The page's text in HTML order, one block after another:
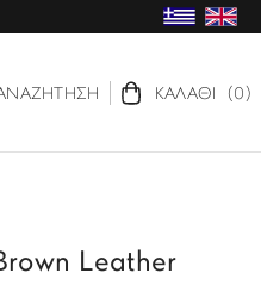
ΚΑΛΑΘΙ (0)
Leather